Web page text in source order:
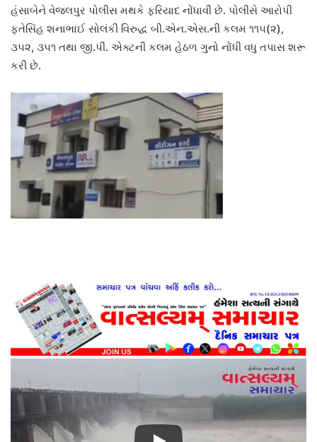
હંસાબેને વેજલપુર પોલીસ મથકે ફરિયાદ નોંધાવી છે. પોલીસે આરોપી
ફતેસિંહ શનાભાઈ સોલંકી વિરુદ્ધ બી.એન.એસ.ની કલમ ૧૧૫(૨),
૩૫૨, ૩૫૧ તથા જી.પી. એક્ટની કલમ હેઠળ ગુનો નોંધી વધુ તપાસ શરૂ
કરી છે.